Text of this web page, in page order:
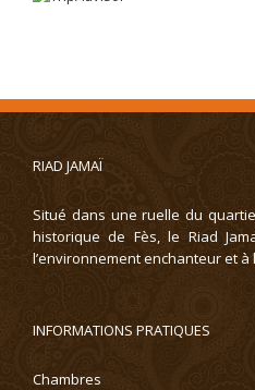
RIAD JAMAÏ
Situé dans une ruelle du
historique de Fès, le Riad
l’environnement enchanteur et
INFORMATIONS PRATIQUES
Chambres